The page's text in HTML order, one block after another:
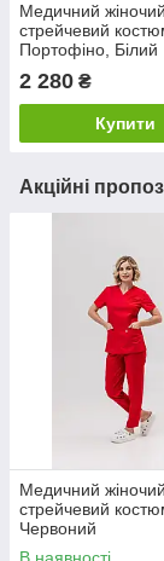
Медичний жіночий
стрейчевий
Портофіно, Білий
2 280 ₴
Купити
Акційні
Медичний жіночий
стрейчевий
Червоний